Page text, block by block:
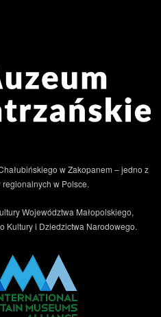
w Zakopanem – jedno z
w Polsce.
Województwa Małopolskiego,
Kultury i Dziedzictwa Narodowego.